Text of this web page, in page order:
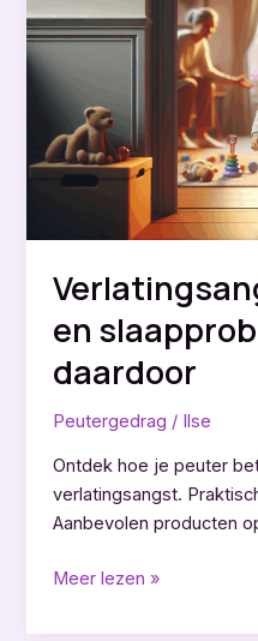
en
hoe
je
ermee
omgaat
en
daardoor
Peutergedrag / Ilse
Ontdek hoe je peuter
verlatingsangst.
Aanbevolen producten
Verlatingsangst
peuters
Meer lezen »